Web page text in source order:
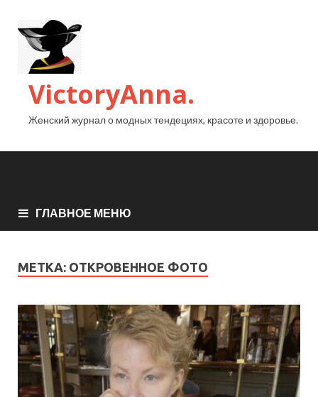
VictoryAnna.
Женский журнал о модных тендециях, красоте и здоровье.
ГЛАВНОЕ МЕНЮ
МЕТКА: ОТКРОВЕННОЕ ФОТО